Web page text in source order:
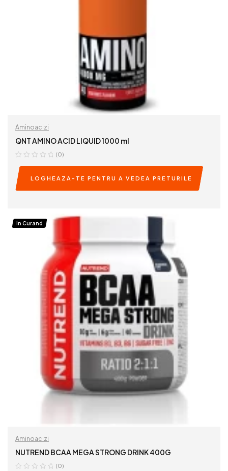
Aminoacizi
QNT AMINO ACID LIQUID 1000 ml
(0)
LOGHEAZA-TE PENTRU A VEDEA PRETURILE
In Curand
Aminoacizi
NUTREND BCAA MEGA STRONG DRINK 400G
(0)